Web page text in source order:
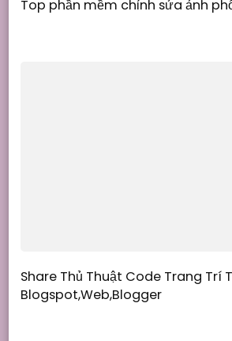
Top phần mềm chỉnh sửa ảnh
Share Thủ Thuật Code Trang Trí
Blogspot,Web,Blogger